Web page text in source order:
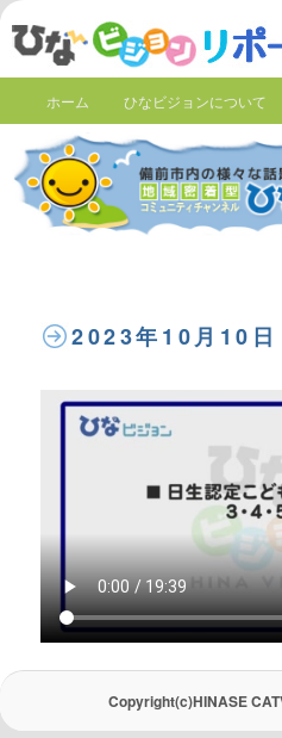
ホーム ひなビジョンについて
2023年10月10
Copyright(c)HINASE